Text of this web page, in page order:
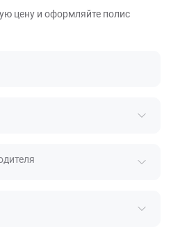
цену и оформляйте полис